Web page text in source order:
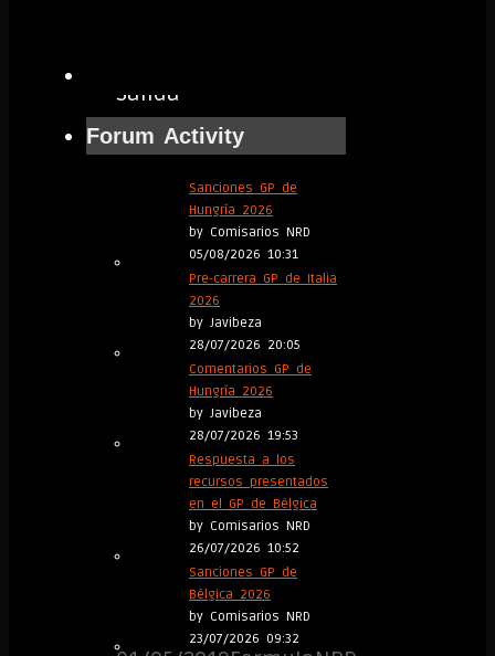
Salida
1º
Bakú
Pole
lap,
Salida
vuelta
01/05/2019
Forum Activity
Sanciones GP de
Hungría 2026
by Comisarios NRD
05/08/2026 10:31
Pre-carrera GP de Italia
2026
by Javibeza
28/07/2026 20:05
Comentarios GP de
Hungría 2026
by Javibeza
28/07/2026 19:53
Respuesta a los
recursos presentados
en el GP de Bélgica
by Comisarios NRD
26/07/2026 10:52
Sanciones GP de
Bélgica 2026
by Comisarios NRD
23/07/2026 09:32